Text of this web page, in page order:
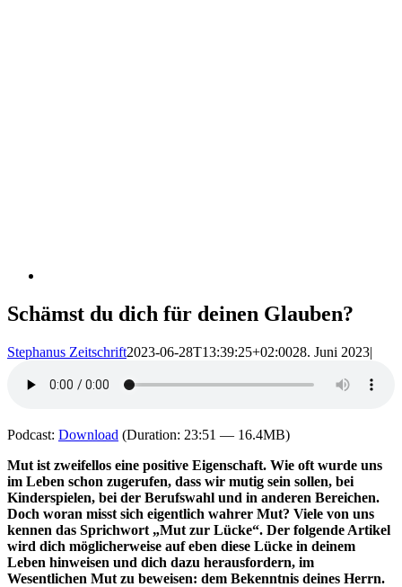
Schämst du dich für deinen Glauben?
Stephanus Zeitschrift2023-06-28T13:39:25+02:0028. Juni 2023|
Podcast: Download (Duration: 23:51 — 16.4MB)
Mut ist zweifellos eine positive Eigenschaft. Wie oft wurde uns
im Leben schon zugerufen, dass wir mutig sein sollen, bei
Kinderspielen, bei der Berufswahl und in anderen Bereichen.
Doch woran misst sich eigentlich wahrer Mut? Viele von uns
kennen das Sprichwort „Mut zur Lücke“. Der folgende Artikel
wird dich möglicherweise auf eben diese Lücke in deinem
Leben hinweisen und dich dazu herausfordern, im
Wesentlichen Mut zu beweisen: dem Bekenntnis deines Herrn.